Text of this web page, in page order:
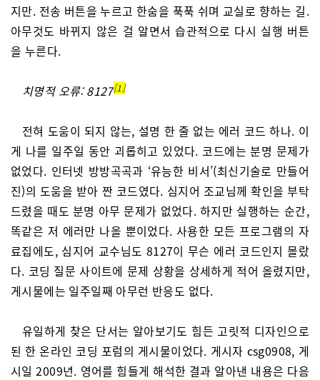
지만. 전송 버튼을 누르고 한숨을 푹푹 쉬며 교실로 향하는 길.
아무것도 바뀌지 않은 걸 알면서 습관적으로 다시 실행 버튼
을 누른다.
치명적 오류: 8127 1
전혀 도움이 되지 않는, 설명 한 줄 없는 에러 코드 하나. 이
게 나를 일주일 동안 괴롭히고 있었다. 코드에는 분명 문제가
없었다. 인터넷 방방곡곡과 ‘유능한 비서’(최신기술로 만들어
진)의 도움을 받아 짠 코드였다. 심지어 조교님께 확인을 부탁
드렸을 때도 분명 아무 문제가 없었다. 하지만 실행하는 순간,
똑같은 저 에러만 나올 뿐이었다. 사용한 모든 프로그램의 자
료집에도, 심지어 교수님도 8127이 무슨 에러 코드인지 몰랐
다. 코딩 질문 사이트에 문제 상황을 상세하게 적어 올렸지만,
게시물에는 일주일째 아무런 반응도 없다.
유일하게 찾은 단서는 알아보기도 힘든 고릿적 디자인으로
된 한 온라인 코딩 포럼의 게시물이었다. 게시자 csg0908, 게
시일 2009년. 영어를 힘들게 해석한 결과 알아낸 내용은 다음